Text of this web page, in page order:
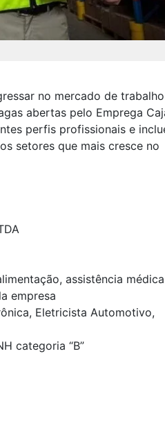
no mercado de
abertas pelo Emprega
perfis profissionais e
setores que mais cresce no
assistência
empresa
Eletricista Automotivo,
categoria “B”